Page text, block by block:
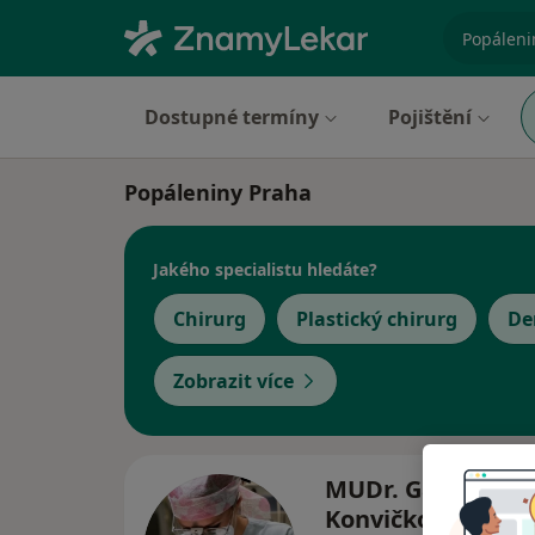
Dostupné termíny Pojištění
Popáleniny Praha
Jakého specialistu hledáte?
Chirurg Plastický chirurg
Zobrazit více
MUDr. Gabriela
Konvičková